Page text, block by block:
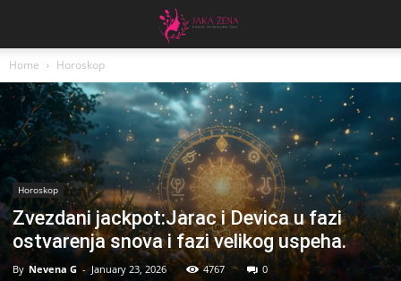
Home Horoskop
Horoskop
Zvezdani jackpot:Jarac i Devica u fazi
ostvarenja snova i fazi velikog uspeha.
By Nevena G - January 23, 2026 4767 0